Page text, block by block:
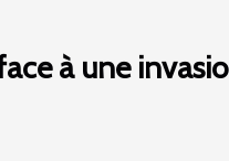
à une